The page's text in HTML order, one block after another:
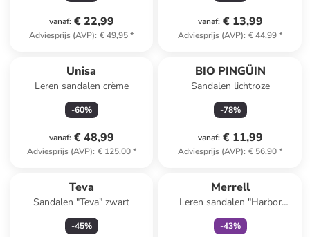
vanaf: € 22,99
Adviesprijs (AVP): € 49,95*
vanaf: € 13,99
Adviesprijs (AVP): € 44,99*
Unisa
Leren sandalen crème
-60%
vanaf: € 48,99
Adviesprijs (AVP): € 125,00*
BIO PINGÜIN
Sandalen lichtroze
-78%
vanaf: € 11,99
Adviesprijs (AVP): € 56,90*
Teva
Sandalen "Teva" zwart
-45%
Merrell
Leren sandalen "Harbor
Backstrap" wit
-43%